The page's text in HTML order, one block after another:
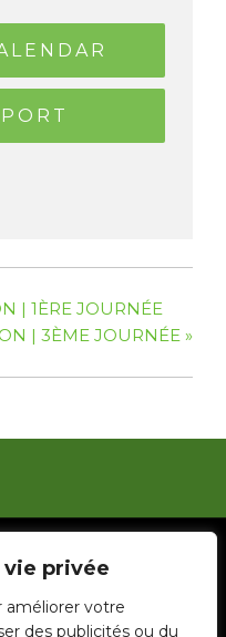
vie privée
améliorer votre
des publicités ou du
| 1ÈRE JOURNÉE
| 3ÈME JOURNÉE »
Guyane. Réalisé par